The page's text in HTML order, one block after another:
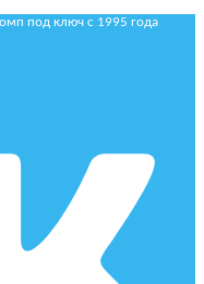
под ключ с 1995 года